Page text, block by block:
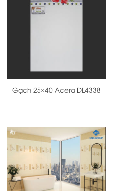
Gạch 25×40 Acera DL4338